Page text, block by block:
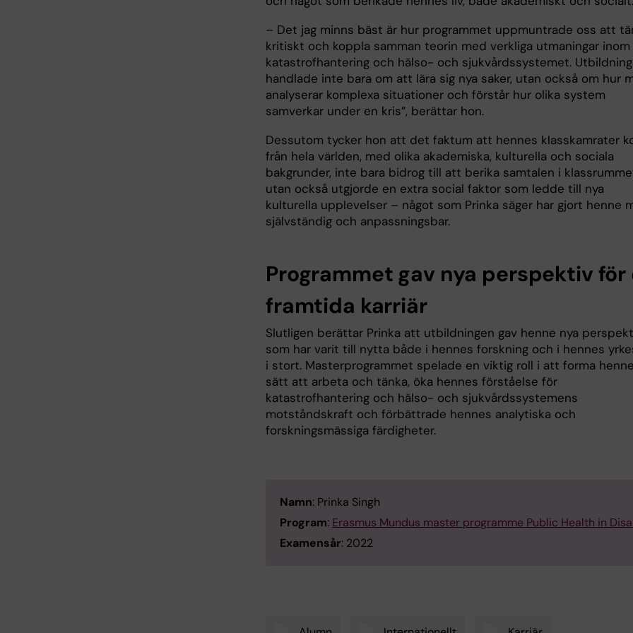
– Det jag minns bäst är hur programmet uppmuntrade oss att
kritiskt och koppla samman teorin med verkliga utmaningar inom
katastrofhantering och hälso- och sjukvårdssystemet.
handlade inte bara om att lära sig nya saker, utan också om hur
analyserar komplexa situationer och förstår hur olika system
samverkar under en kris”, berättar hon.
Dessutom tycker hon att det faktum att hennes klasskamrater
från hela världen, med olika akademiska, kulturella och sociala
bakgrunder, inte bara bidrog till att berika samtalen i
utan också utgjorde en extra social faktor som ledde till nya
kulturella upplevelser – något som Prinka säger har gjort henne
självständig och anpassningsbar.
Programmet gav nya perspektiv för
framtida karriär
Slutligen berättar Prinka att utbildningen gav henne nya
som har varit till nytta både i hennes forskning och i hennes
i stort. Masterprogrammet spelade en viktig roll i att forma
sätt att arbeta och tänka, öka hennes förståelse för
katastrofhantering och hälso- och sjukvårdssystemens
motståndskraft och förbättrade hennes analytiska och
forskningsmässiga färdigheter.
Namn: Prinka Singh
Program: Erasmus Mundus master programme Public Health in
Examensår: 2022